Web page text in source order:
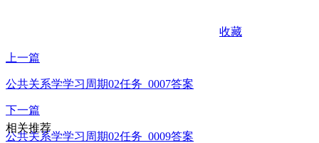
收藏
上一篇
公共关系学学习周期02任务_0007答案
下一篇
公共关系学学习周期02任务_0009答案
相关推荐